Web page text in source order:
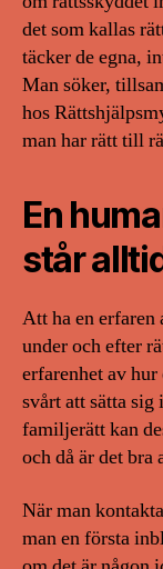
det som kallas
täcker de egna,
Man söker,
hos
man har rätt till
En
står
Att ha en erfaren
under och efter
erfarenhet av
svårt att sätta
familjerätt kan
och då är det
När man
man en första